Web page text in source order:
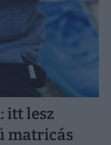
itt lesz
matricás